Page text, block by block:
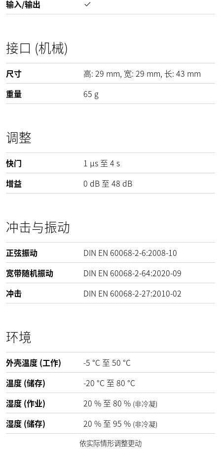
输入/输出
接口 (机械)
尺寸 高: 29 mm, 宽: 29 mm, 长: 43 mm
重量
65 g
调整
快门
1 µs 至 4 s
增益
0 dB 至 48 dB
冲击与振动
正弦振动
DIN EN 60068-2-6:2008-10
宽带随机振动
DIN EN 60068-2-64:2020-09
冲击
DIN EN 60068-2-27:2010-02
环境
外壳温度 (工作) -5 °C 至 50 °C
温度 (储存)
-20 °C 至 80 °C
湿度 (作业)
20 % 至 80 % (非冷凝)
湿度 (储存) 20 % 至 95 % (非冷凝)
依实际情形调整更动